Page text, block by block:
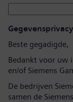
Beste gegadigde,
Bedankt voor uw
en/of Siemens
De bedrijven
samen de